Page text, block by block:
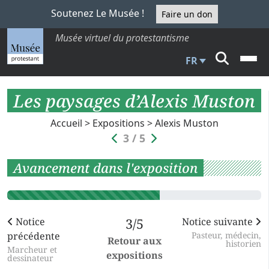
Soutenez Le Musée ! Faire un don
Musée virtuel du protestantisme
FR
Les paysages d’Alexis Muston
Accueil > Expositions >Alexis Muston
3 / 5
Avancement dans l'exposition
Notice
précédente
Marcheur et
dessinateur
3/5
Retour aux
expositions
Notice suivante
Pasteur, médecin,
historien